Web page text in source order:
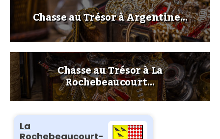
Chasse au Trésor à Argentine…
Chasse au Trésor à La
Rochebeaucourt…